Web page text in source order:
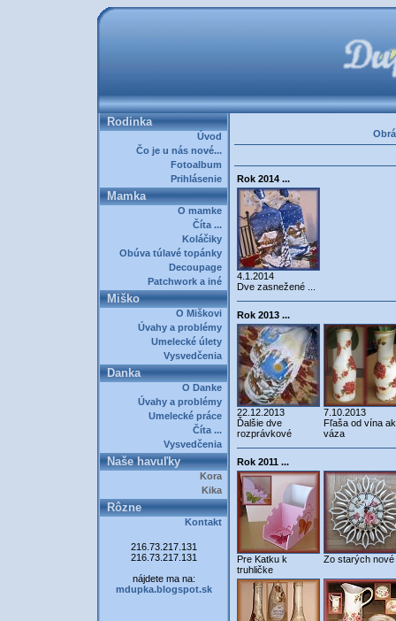
Rodinka
Úvod
Čo je u nás nové...
Fotoalbum
Prihlásenie
Mamka
O mamke
Číta ...
Koláčiky
Obúva túlavé topánky
Decoupage
Patchwork a iné
Miško
O Miškovi
Úvahy a problémy
Umelecké úlety
Vysvedčenia
Danka
O Danke
Úvahy a problémy
Umelecké práce
Číta ...
Vysvedčenia
Naše havuľky
Kora
Kika
Rôzne
Kontakt
216.73.217.131
216.73.217.131
nájdete ma na:
mdupka.blogspot.sk
Rok 2014 ...
4.1.2014
Dve zasnežené ...
Rok 2013 ...
22.12.2013
Ďalšie dve
rozprávkové
7.10.2013
Fľaša od vína
váza
Rok 2011 ...
Pre Katku k
truhličke
Zo starých nové